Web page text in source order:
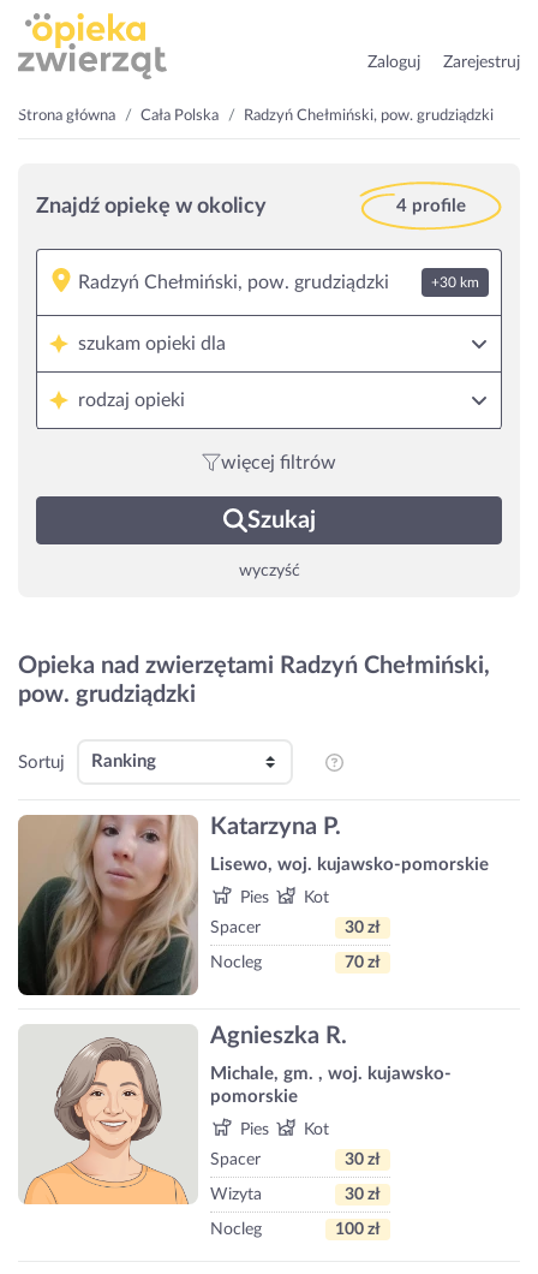
Zaloguj Zarejestruj
Strona główna Cała Polska Radzyń Chełmiński, pow. grudziądzki
Znajdź opiekę w okolicy 4 profile
+30 km
szukam opieki dla
rodzaj opieki
więcej filtrów
Szukaj
wyczyść
Opieka nad zwierzętami Radzyń Chełmiński,
pow. grudziądzki
Sortuj
Katarzyna P.
Lisewo, woj. kujawsko-pomorskie
Pies
Kot
Spacer
30 zł
Nocleg 70 zł
Agnieszka R.
Michale, gm. , woj. kujawsko-
pomorskie
Pies
Kot
Spacer
30 zł
Wizyta 30 zł
Nocleg 100 zł